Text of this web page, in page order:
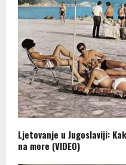
Ljetovanje u Jugoslaviji:
na more (VIDEO)